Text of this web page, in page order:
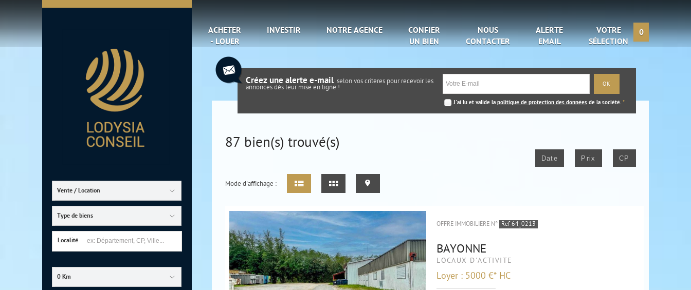
ACHETER
- LOUER
INVESTIR NOTRE AGENCE
CONFIER
UN BIEN
NOUS
CONTACTER
ALERTE
EMAIL
VOTRE
SÉLECTION
0
Vente / Location
Type de biens
Localité
0 Km
Créez une alerte e-mail selon vos critères pour recevoir les
annonces dès leur mise en ligne !
J'ai lu et valide la politique de protection des données de la société. *
87 bien(s) trouvé(s)
Date Prix CP
Mode d'affichage :
OFFRE IMMOBILIÈRE N° Ref 64_0213
BAYONNE
LOCAUX D'ACTIVITÉ
Loyer : 5000 €* HC